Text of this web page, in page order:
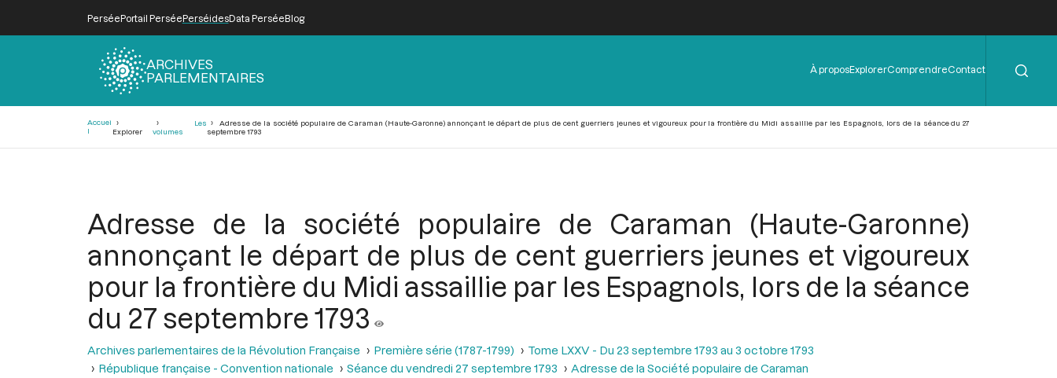
PerséePortail PerséePerséidesData PerséeBlog
ARCHIVES
PARLEMENTAIRES
Menu
de
À proposExplorerComprendreContact
Accuei
l
Explorer
Les
volumes
Adresse de la société populaire de Caraman (Haute-Garonne) annonçant le départ de plus de cent guerriers jeunes et vigoureux pour la frontière du Midi assaillie par les Espagnols, lors de la séance du 27
septembre 1793
Adresse de la société populaire de Caraman (Haute-Garonne)
annonçant le départ de plus de cent guerriers jeunes et vigoureux
pour la frontière du Midi assaillie par les Espagnols, lors de la séance
du 27 septembre 1793
Archives parlementaires de la Révolution Française Première série (1787-1799)
Tome LXXV - Du 23 septembre 1793 au 3 octobre 1793
République française - Convention nationale
Séance du vendredi 27 septembre 1793 Adresse de la Société populaire de Caraman